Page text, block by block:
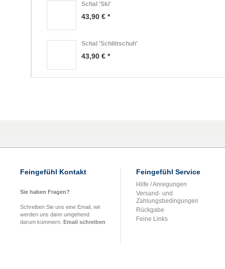
Schal 'Ski'
43,90 € *
Schal 'Schlittschuh'
43,90 € *
Feingefühl Kontakt
Sie haben Fragen?
Schreiben Sie uns eine Email, wir
werden uns dann umgehend
darum kümmern. Email schreiben
Feingefühl Service
Hilfe / Anregungen
Versand- und
Zahlungsbedingungen
Rückgabe
Feine Links